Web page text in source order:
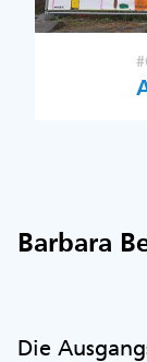
Barbara
Die